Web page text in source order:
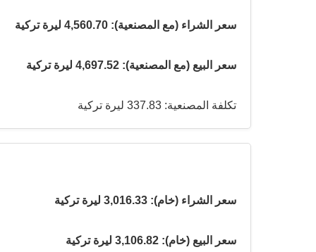
سعر الشراء (مع المصنعية): 4,560.70 ليرة تركية
سعر البيع (مع المصنعية): 4,697.52 ليرة تركية
تكلفة المصنعية: 337.83 ليرة تركية
سعر الشراء (خام): 3,016.33 ليرة تركية
سعر البيع (خام): 3,106.82 ليرة تركية